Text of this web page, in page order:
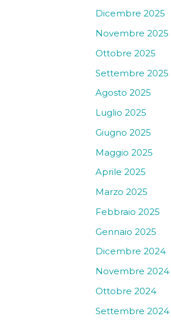
Dicembre 2025
Novembre 2025
Ottobre 2025
Settembre 2025
Agosto 2025
Luglio 2025
Giugno 2025
Maggio 2025
Aprile 2025
Marzo 2025
Febbraio 2025
Gennaio 2025
Dicembre 2024
Novembre 2024
Ottobre 2024
Settembre 2024